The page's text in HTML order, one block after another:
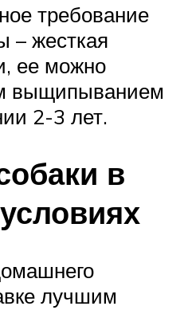
требование
– жесткая
ее можно
выщипыванием
2-3 лет.
в
лучшим